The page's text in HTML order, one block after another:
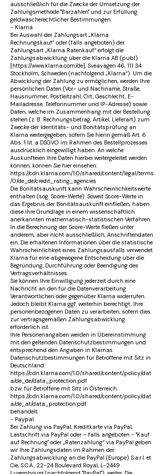
ausschließlich für die Zwecke der Umsetzung der
Zahlungsmethode "Barzahlen" und zur Erfüllung
geldwäscherechtlicher Bestimmungen.
- Klarna
Bei Auswahl der Zahlungsart „Klarna
Rechnungskauf“ oder (falls angeboten) der
Zahlungsart „Klarna Ratenkauf“ erfolgt die
Zahlungsabwicklung über die Klarna AB (publ)
[https://www.klarna.com/de], Sveavägen 46, 111 34
Stockholm, Schweden (nachfolgend „Klarna“). Um die
Abwicklung der Zahlung zu ermöglichen, werden Ihre
persönlichen Daten (Vor- und Nachname, Straße,
Hausnummer, Postleitzahl, Ort, Geschlecht, E-
Mailadresse, Telefonnummer und IP-Adresse) sowie
Daten, welche im Zusammenhang mit der Bestellung
stehen (z. B. Rechnungsbetrag, Artikel, Lieferart) zum
Zwecke der Identitäts- und Bonitätsprüfung an
Klarna weitergegeben, sofern Sie hierin gemäß Art. 6
Abs. 1 lit. a DSGVO im Rahmen des Bestellprozesses
ausdrücklich eingewilligt haben. An welche
Auskunfteien Ihre Daten hierbei weitergeleitet werden
können, können Sie hier einsehen:
https://cdn.klarna.com/1.0/shared/content/legal/terms
/0/de_de/credit_rating_agencies
Die Bonitätsauskunft kann Wahrscheinlichkeitswerte
enthalten (sog. Score-Werte). Soweit Score-Werte in
das Ergebnis der Bonitätsauskunft einfließen, haben
diese ihre Grundlage in einem wissenschaftlich
anerkannten mathematisch-statistischen Verfahren.
In die Berechnung der Score-Werte fließen unter
anderem, aber nicht ausschließlich, Anschriftendaten
ein. Die erhaltenen Informationen über die statistische
Wahrscheinlichkeit eines Zahlungsausfalls verwendet
Klarna für eine abgewogene Entscheidung über die
Begründung, Durchführung oder Beendigung des
Vertragsverhältnisses.
Sie können Ihre Einwilligung jederzeit durch eine
Nachricht an den für die Datenverarbeitung
Verantwortlichen oder gegenüber Klarna widerrufen.
Jedoch bleibt Klarna ggf. weiterhin berechtigt, Ihre
personenbezogenen Daten zu verarbeiten, sofern dies
zur vertragsgemäßen Zahlungsabwicklung
erforderlich ist.
Ihre Personenangaben werden in Übereinstimmung
mit den geltenden Datenschutzbestimmungen und
entsprechend den Angaben in Klarnas
Datenschutzbestimmungen für Betroffene mit Sitz in
Deutschland
https://cdn.klarna.com/1.0/shared/content/policy/dat
a/de_de/data_protection.pdf
bzw. für Betroffene mit Sitz in Österreich
https://cdn.klarna.com/1.0/shared/content/policy/dat
a/de_at/data_protection.pdf
behandelt.
- Paypal
Bei Zahlung via PayPal, Kreditkarte via PayPal,
Lastschrift via PayPal oder – falls angeboten - "Kauf
auf Rechnung" oder „Ratenzahlung“ via PayPal geben
wir Ihre Zahlungsdaten im Rahmen der
Zahlungsabwicklung an die PayPal (Europe) S.a.r.l. et
Cie, S.C.A., 22-24 Boulevard Royal, L-2449